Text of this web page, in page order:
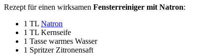
Rezept für einen wirksamen Fensterreiniger mit Natron:
1 TL Natron
1 TL Kernseife
1 Tasse warmes Wasser
1 Spritzer Zitronensaft